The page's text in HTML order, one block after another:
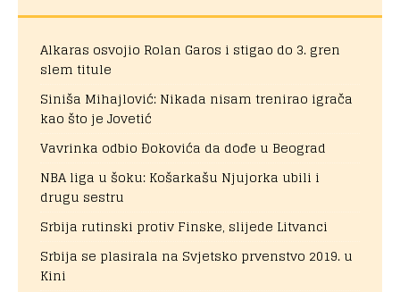
Alkaras osvojio Rolan Garos i stigao do 3. gren
slem titule
Siniša Mihajlović: Nikada nisam trenirao igrača
kao što je Jovetić
Vavrinka odbio Đokovića da dođe u Beograd
NBA liga u šoku: Košarkašu Njujorka ubili i
drugu sestru
Srbija rutinski protiv Finske, slijede Litvanci
Srbija se plasirala na Svjetsko prvenstvo 2019. u
Kini